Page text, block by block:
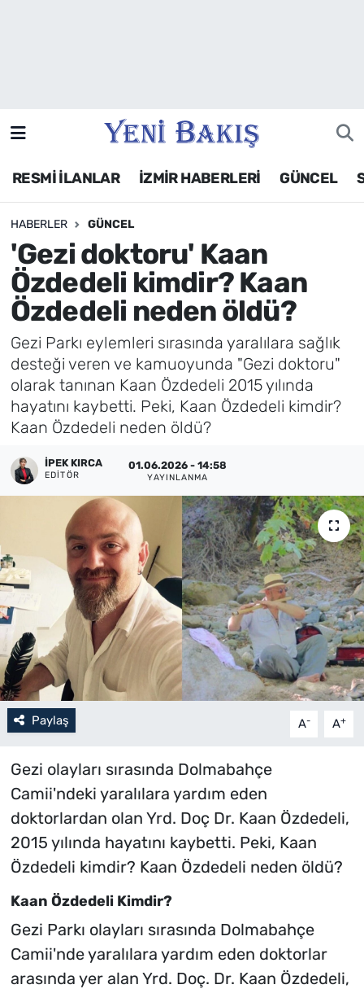
RESMİ İLANLAR İZMİR HABERLERİ GÜNCEL
HABERLER GÜNCEL
'Gezi doktoru' Kaan
Özdedeli kimdir? Kaan
Özdedeli neden öldü?
Gezi Parkı eylemleri sırasında yaralılara sağlık
desteği veren ve kamuoyunda "Gezi doktoru"
olarak tanınan Kaan Özdedeli 2015 yılında
hayatını kaybetti. Peki, Kaan Özdedeli kimdir?
Kaan Özdedeli neden öldü?
İPEK KIRCA
EDITÖR
01.06.2026 - 14:58
YAYINLANMA
Paylaş A- A+
Gezi olayları sırasında Dolmabahçe
Camii'ndeki yaralılara yardım eden
doktorlardan olan Yrd. Doç Dr. Kaan Özdedeli,
2015 yılında hayatını kaybetti. Peki, Kaan
Özdedeli kimdir? Kaan Özdedeli neden öldü?
Kaan Özdedeli Kimdir?
Gezi Parkı olayları sırasında Dolmabahçe
Camii'nde yaralılara yardım eden doktorlar
arasında yer alan Yrd. Doç. Dr. Kaan Özdedeli,
Siyaset
Asayiş / Polis-Adliye
Spor
Magazin
Foto Galeri
Künye
İletişim